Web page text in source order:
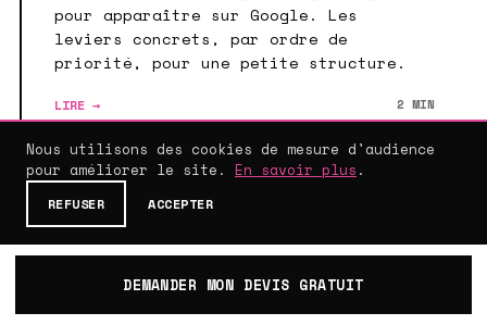
pour apparaître sur Google. Les
leviers concrets, par ordre de
priorité, pour une petite structure.
LIRE → 2 MIN
REFONTE DE SITE9 GUIDES
DEMANDER MON DEVIS GRATUIT
Nous utilisons des cookies de mesure d'audience
pour améliorer le site. En savoir plus .
REFUSER ACCEPTER